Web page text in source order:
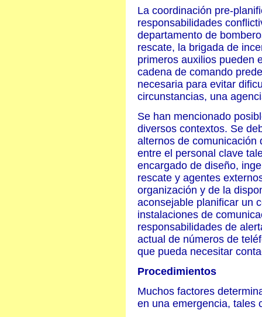
La coordinación pre-
responsabilidades
departamento de
rescate, la brigada de
primeros auxilios pueden
cadena de comando
necesaria para evitar
circunstancias, una
Se han mencionado
diversos contextos. Se
alternos de comunicación
entre el personal clave
encargado de diseño,
rescate y agentes
organización y de la
aconsejable planificar un
instalaciones de
responsabilidades de
actual de números de
que pueda necesitar
Procedimientos
Muchos factores
en una emergencia, tales